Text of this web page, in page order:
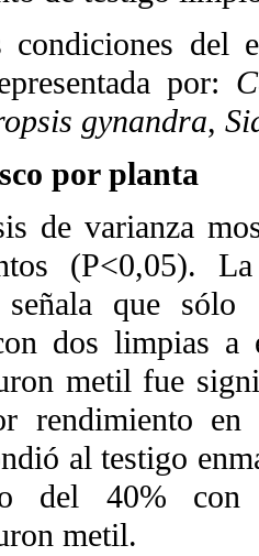
condiciones del
por:
gynandra,
por planta
de varianza
(P<0,05).
señala que sólo
dos limpias
metil fue
rendimiento en
al testigo
del 40%
metil.